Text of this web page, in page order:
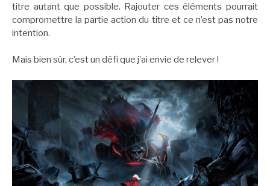
titre autant que possible. Rajouter ces éléments pourrait
compromettre la partie action du titre et ce n’est pas notre
intention.
Mais bien sûr, c’est un défi que j’ai envie de relever !